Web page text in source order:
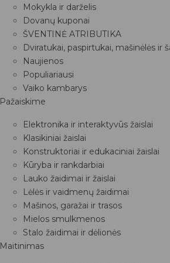
Mokykla ir darželis
Dovanų kuponai
ŠVENTINĖ ATRIBUTIKA
Dviratukai, paspirtukai, mašinėlės ir
Naujienos
Populiariausi
Vaiko kambarys
Pažaiskime
Elektronika ir interaktyvūs žaislai
Klasikiniai žaislai
Konstruktoriai ir edukaciniai žaislai
Kūryba ir rankdarbiai
Lauko žaidimai ir žaislai
Lėlės ir vaidmenų žaidimai
Mašinos, garažai ir trasos
Mielos smulkmenos
Stalo žaidimai ir dėlionės
Maitinimas